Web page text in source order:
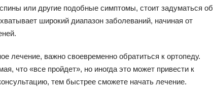
или другие подобные симптомы, стоит задуматься об
широкий диапазон заболеваний, начиная от
лечение, важно своевременно обратиться к ортопеду.
что «все пройдет», но иногда это может привести к
тем быстрее сможете начать лечение.